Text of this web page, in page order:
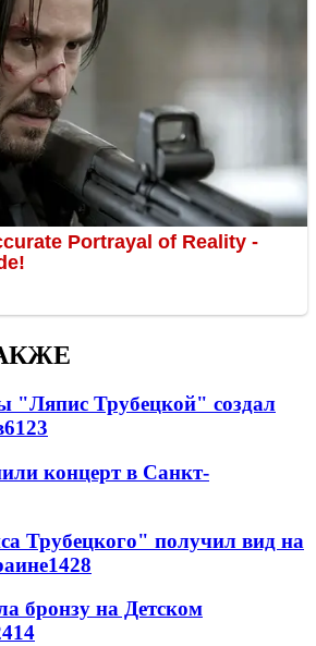
"Ляпис Трубецкой" создал
6123
концерт в Санкт-
Трубецкого" получил вид на
1428
бронзу на Детском
14